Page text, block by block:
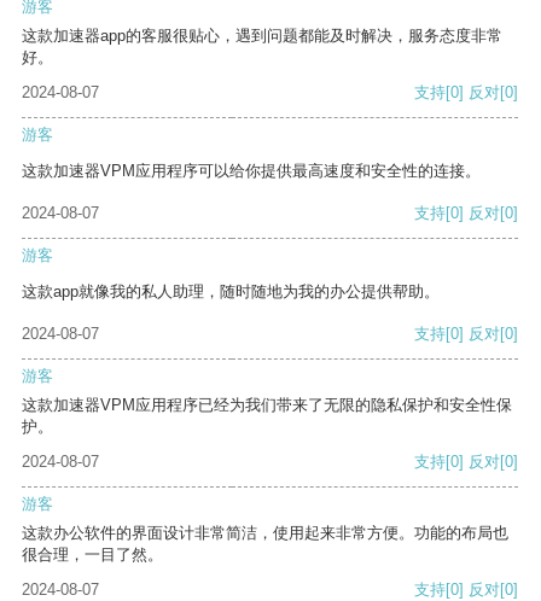
游客
这款加速器app的客服很贴心，遇到问题都能及时解决，服务态度非常
好。
2024-08-07
支持[0] 反对[0]
游客
这款加速器VPM应用程序可以给你提供最高速度和安全性的连接。
2024-08-07 支持[0] 反对[0]
游客
这款app就像我的私人助理，随时随地为我的办公提供帮助。
2024-08-07 支持[0] 反对[0]
游客
这款加速器VPM应用程序已经为我们带来了无限的隐私保护和安全性保
护。
2024-08-07
支持[0] 反对[0]
游客
这款办公软件的界面设计非常简洁，使用起来非常方便。功能的布局也
很合理，一目了然。
2024-08-07
支持[0] 反对[0]